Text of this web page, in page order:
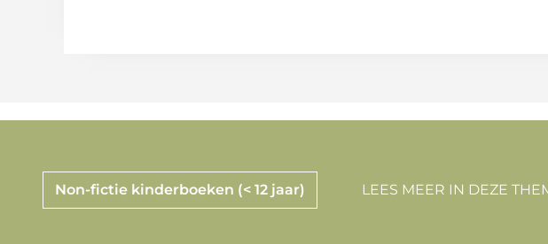
Non-fictie kinderboeken (< 12 jaar) LEES MEER IN DEZE